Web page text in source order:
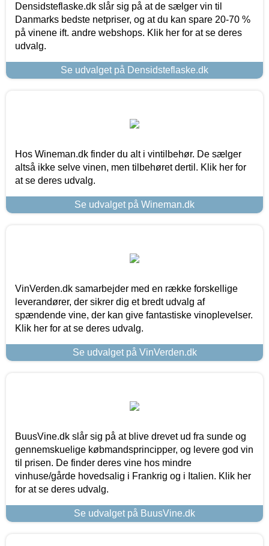
Densidsteflaske.dk slår sig på at de sælger vin til
Danmarks bedste netpriser, og at du kan spare 20-70 %
på vinene ift. andre webshops. Klik her for at se deres
udvalg.
Se udvalget på Densidsteflaske.dk
Hos Wineman.dk finder du alt i vintilbehør. De sælger
altså ikke selve vinen, men tilbehøret dertil. Klik her for
at se deres udvalg.
Se udvalget på Wineman.dk
VinVerden.dk samarbejder med en række forskellige
leverandører, der sikrer dig et bredt udvalg af
spændende vine, der kan give fantastiske vinoplevelser.
Klik her for at se deres udvalg.
Se udvalget på VinVerden.dk
BuusVine.dk slår sig på at blive drevet ud fra sunde og
gennemskuelige købmandsprincipper, og levere god vin
til prisen. De finder deres vine hos mindre
vinhuse/gårde hovedsalig i Frankrig og i Italien. Klik her
for at se deres udvalg.
Se udvalget på BuusVine.dk